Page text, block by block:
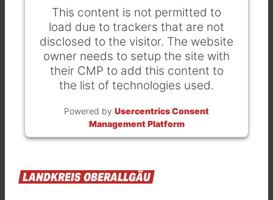
This content is not permitted to
load due to trackers that are not
disclosed to the visitor. The website
owner needs to setup the site with
their CMP to add this content to
the list of technologies used.
Powered by Usercentrics Consent
Management Platform
LANDKREISOBERALLGÄU